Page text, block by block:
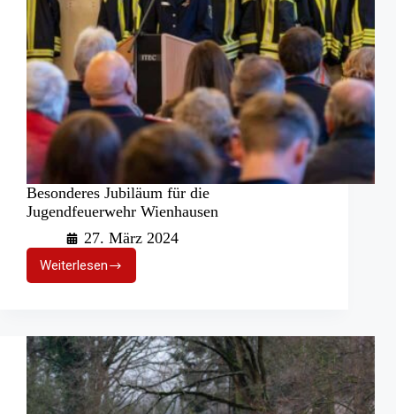
Besonderes Jubiläum für die
Jugendfeuerwehr Wienhausen
27. März 2024
WeiterlesenBesonderes
Jubiläum
Jugendfeuerwehr
Wienhausen